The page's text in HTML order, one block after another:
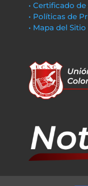
• Certificado
• Políticas de
• Mapa del Sitio